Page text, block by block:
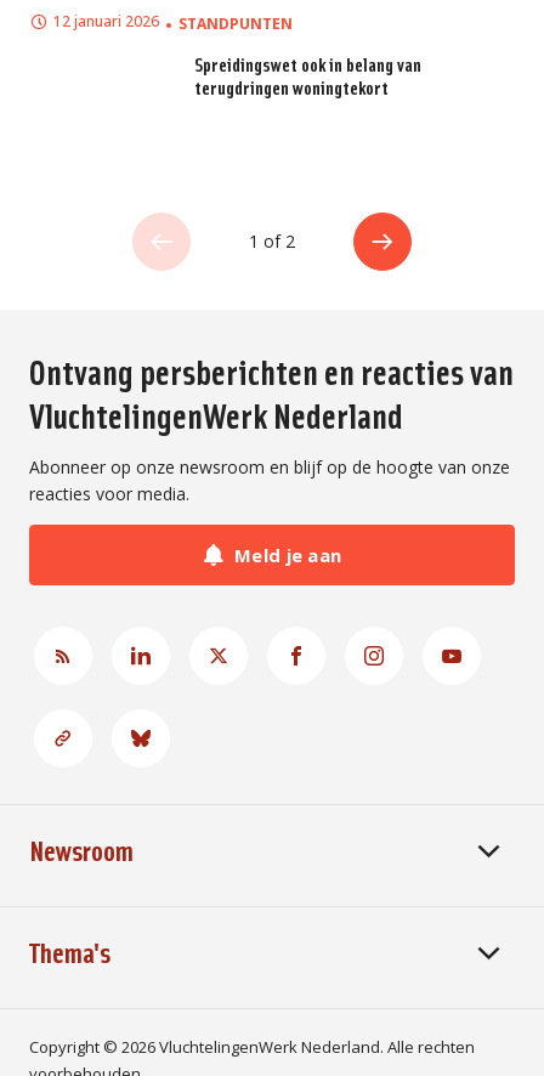
12 januari 2026 STANDPUNTEN
Spreidingswet ook in belang van
terugdringen woningtekort
1 of 2
Ontvang persberichten en reacties van
VluchtelingenWerk Nederland
Abonneer op onze newsroom en blijf op de hoogte van onze
reacties voor media.
Meld je aan
Newsroom
Thema's
Copyright © 2026 VluchtelingenWerk Nederland. Alle rechten